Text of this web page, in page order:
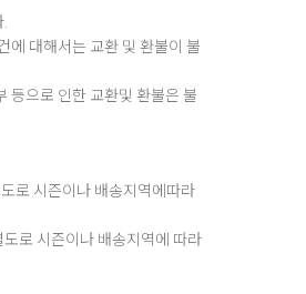
에 대해서는 교환 및 환불이 불
등으로 인한 교환및 환불은 불
로 시즌이나 배송지역에따라
로 시즌이나 배송지역에 따라